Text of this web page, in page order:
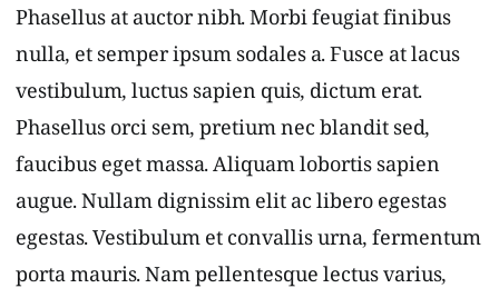
Phasellus at auctor nibh. Morbi feugiat finibus
nulla, et semper ipsum sodales a. Fusce at lacus
vestibulum, luctus sapien quis, dictum erat.
Phasellus orci sem, pretium nec blandit sed,
faucibus eget massa. Aliquam lobortis sapien
augue. Nullam dignissim elit ac libero egestas
egestas. Vestibulum et convallis urna, fermentum
porta mauris. Nam pellentesque lectus varius,